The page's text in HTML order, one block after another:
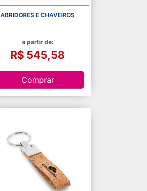
ABRIDORES E CHAVEIROS
a partir de:
R$ 545,58
Comprar